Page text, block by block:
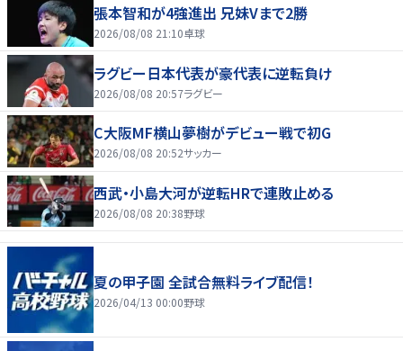
張本智和が4強進出 兄妹Vまで2勝
2026/08/08 21:10卓球
ラグビー日本代表が豪代表に逆転負け
2026/08/08 20:57ラグビー
C大阪MF横山夢樹がデビュー戦で初G
2026/08/08 20:52サッカー
西武・小島大河が逆転HRで連敗止める
2026/08/08 20:38野球
夏の甲子園 全試合無料ライブ配信！
2026/04/13 00:00野球